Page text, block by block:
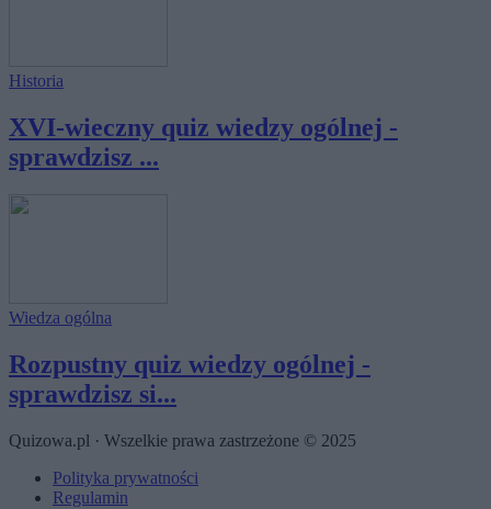
Historia
XVI-wieczny quiz wiedzy ogólnej -
sprawdzisz ...
Wiedza ogólna
Rozpustny quiz wiedzy ogólnej -
sprawdzisz si...
Quizowa.pl · Wszelkie prawa zastrzeżone © 2025
Polityka prywatności
Regulamin